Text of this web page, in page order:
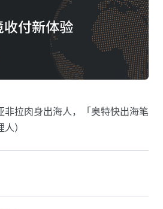
非拉肉身出海人，「奥特快出海笔
）